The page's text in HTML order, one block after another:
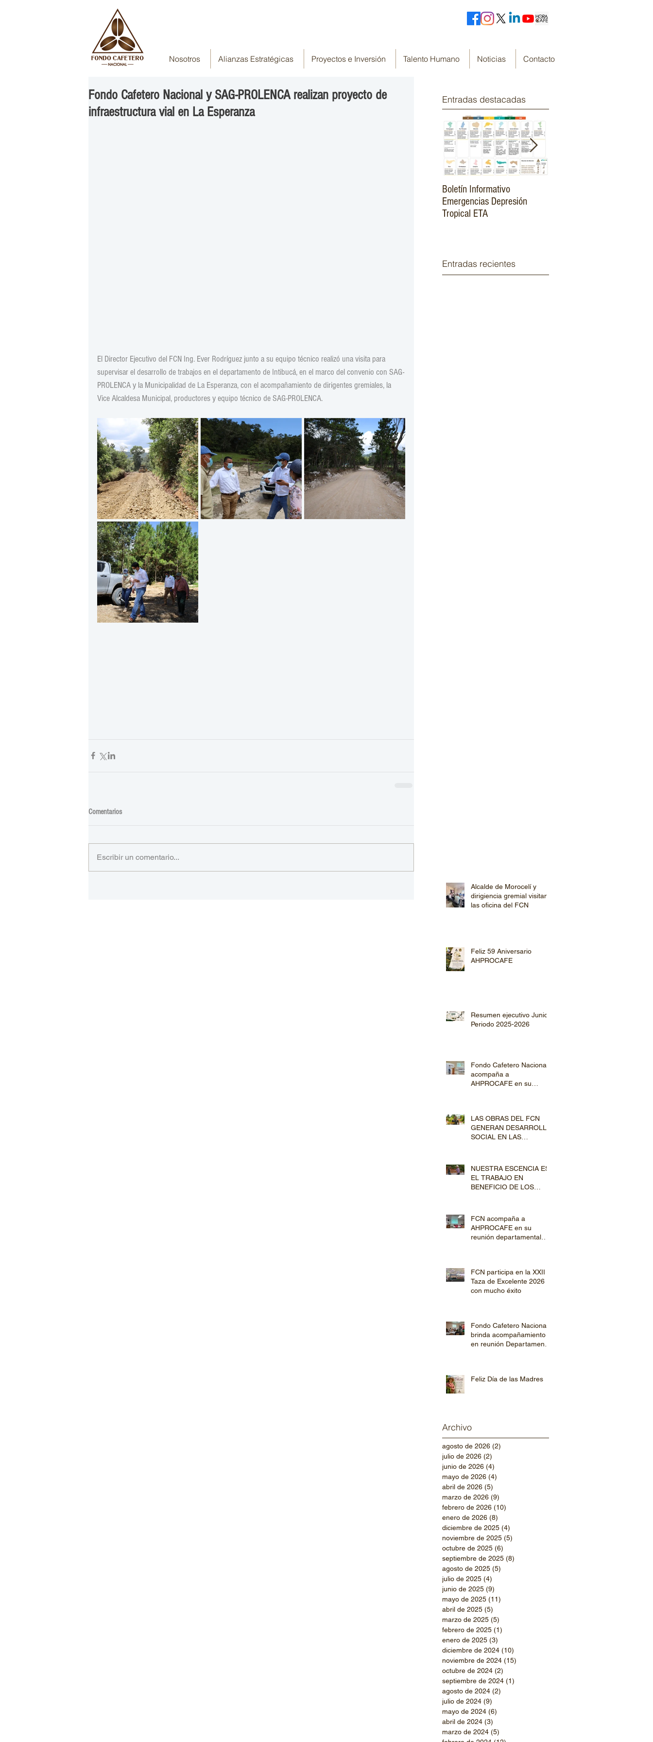
Nosotros Alianzas Estratégicas Proyectos e Inversión Talento Humano Noticias Contacto
Fondo Cafetero Nacional y SAG-PROLENCA realizan proyecto de
infraestructura vial en La Esperanza
El Director Ejecutivo del FCN Ing. Ever Rodríguez junto a su equipo técnico realizó una visita para
supervisar el desarrollo de trabajos en el departamento de Intibucá, en el marco del convenio con SAG-
PROLENCA y la Municipalidad de La Esperanza, con el acompañamiento de dirigentes gremiales, la
Vice Alcaldesa Municipal, productores y equipo técnico de SAG-PROLENCA.
Comentarios
Escribir un comentario...
Entradas destacadas
Boletín Informativo
Emergencias Depresión
Tropical ETA
Entradas recientes
Alcalde de Morocelí y
dirigiencia gremial visitan
las oficina del FCN
Feliz 59 Aniversario
AHPROCAFE
Resumen ejecutivo Junio
Periodo 2025-2026
Fondo Cafetero Nacional
acompaña a
AHPROCAFE en su
LAS OBRAS DEL FCN
GENERAN DESARROLLO
SOCIAL EN LAS
NUESTRA ESCENCIA ES
EL TRABAJO EN
BENEFICIO DE LOS
FCN acompaña a
AHPROCAFE en su
reunión departamental
FCN participa en la XXII
Taza de Excelente 2026
con mucho éxito
Fondo Cafetero Nacional
brinda acompañamiento
en reunión Departamental
Feliz Día de las Madres
Archivo
agosto de 2026 (2)
julio de 2026 (2)
junio de 2026 (4)
mayo de 2026 (4)
abril de 2026 (5)
marzo de 2026 (9)
febrero de 2026 (10)
enero de 2026 (8)
diciembre de 2025 (4)
noviembre de 2025 (5)
octubre de 2025 (6)
septiembre de 2025 (8)
agosto de 2025 (5)
julio de 2025 (4)
junio de 2025 (9)
mayo de 2025 (11)
abril de 2025 (5)
marzo de 2025 (5)
febrero de 2025 (1)
enero de 2025 (3)
diciembre de 2024 (10)
noviembre de 2024 (15)
octubre de 2024 (2)
septiembre de 2024 (1)
agosto de 2024 (2)
julio de 2024 (9)
mayo de 2024 (6)
abril de 2024 (3)
marzo de 2024 (5)